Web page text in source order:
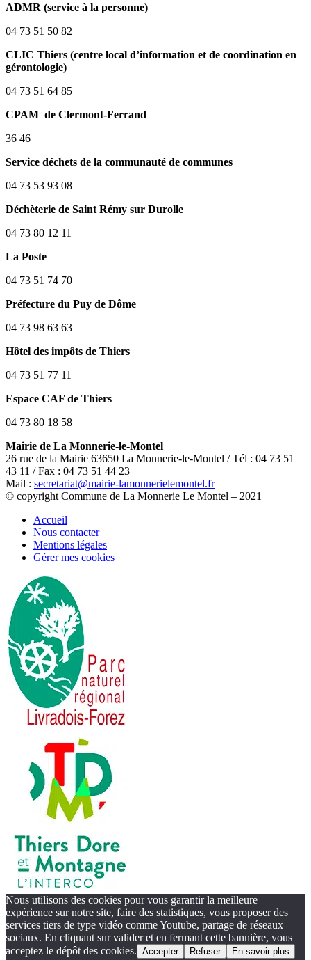
ADMR (service à la personne)
04 73 51 50 82
CLIC Thiers (centre local d’information et de coordination en
gérontologie)
04 73 51 64 85
CPAM de Clermont-Ferrand
36 46
Service déchets de la communauté de communes
04 73 53 93 08
Déchèterie de Saint Rémy sur Durolle
04 73 80 12 11
La Poste
04 73 51 74 70
Préfecture du Puy de Dôme
04 73 98 63 63
Hôtel des impôts de Thiers
04 73 51 77 11
Espace CAF de Thiers
04 73 80 18 58
Mairie de La Monnerie-le-Montel
26 rue de la Mairie 63650 La Monnerie-le-Montel / Tél : 04 73 51
43 11 / Fax : 04 73 51 44 23
Mail : secretariat@mairie-lamonnerielemontel.fr
© copyright Commune de La Monnerie Le Montel – 2021
Accueil
Nous contacter
Mentions légales
Gérer mes cookies
Nous utilisons des cookies pour vous garantir la meilleure
expérience sur notre site, faire des statistiques, vous proposer des
services tiers de type vidéo comme Youtube, partage de réseaux
sociaux. En cliquant sur valider et en fermant cette bannière, vous
acceptez le dépôt des cookies. Accepter Refuser En savoir plus